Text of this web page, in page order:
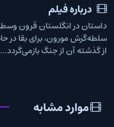
درباره فیلم
داستان در انگلستان قرون
سلطه‌گرش مورون، برای بقا در
از گذشته‌ آن از جنگ بازمی‌گردد...
موارد مشابه